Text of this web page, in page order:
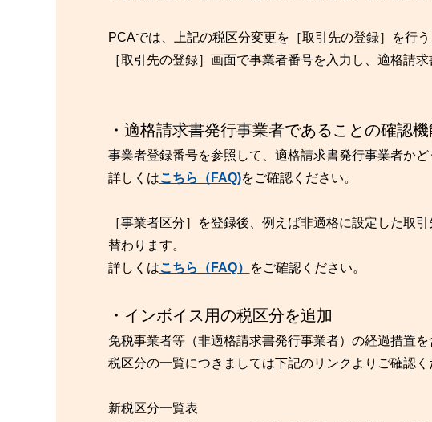
PCAでは、上記の税区分変更を［取引先の登録］を行
［取引先の登録］画面で事業者番号を入力し、適格請
・適格請求書発行事業者であることの確認
事業者登録番号を参照して、適格請求書発行事業者かど
詳しくはこちら（FAQ)をご確認ください。
［事業者区分］を登録後、例えば非適格に設定した取
替わります。
詳しくはこちら（FAQ） をご確認ください。
・インボイス用の税区分を追加
免税事業者等（非適格請求書発行事業者）の経過措置を
税区分の一覧につきましては下記のリンクよりご確認く
新税区分一覧表